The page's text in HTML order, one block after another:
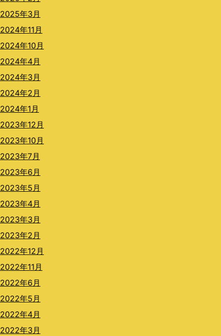
2025年3月
2024年11月
2024年10月
2024年4月
2024年3月
2024年2月
2024年1月
2023年12月
2023年10月
2023年7月
2023年6月
2023年5月
2023年4月
2023年3月
2023年2月
2022年12月
2022年11月
2022年6月
2022年5月
2022年4月
2022年3月